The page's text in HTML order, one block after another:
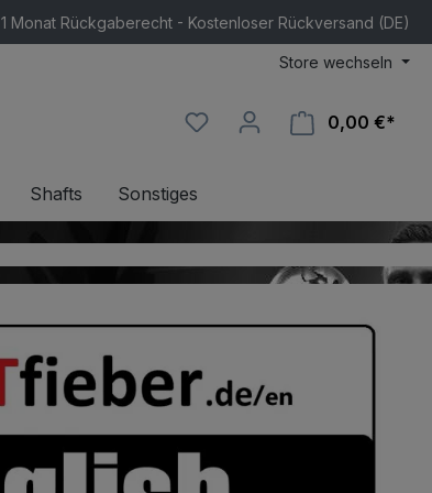
1 Monat Rückgaberecht - Kostenloser Rückversand (DE)
Store wechseln
0,00 €*
Shafts Sonstiges